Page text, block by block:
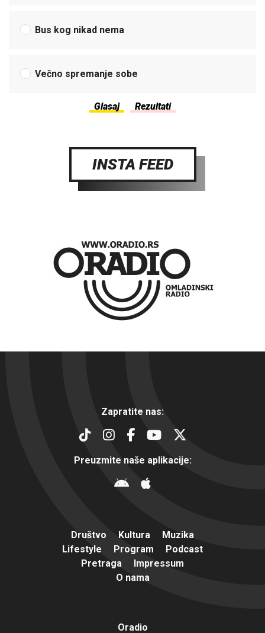
Bus kog nikad nema
Večno spremanje sobe
INSTA FEED
Zapratite nas:
Preuzmite naše aplikacije:
Društvo Kultura
Muzika
Lifestyle
Program
Podcast
Pretraga
Impressum
O nama
Oradio